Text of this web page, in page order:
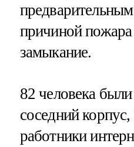
причиной пожара
замыкание.
82 человека
соседний корпус,
работники